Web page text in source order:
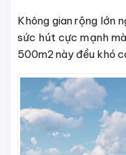
Không gian rộng lớn
sức hút cực mạnh
500m2này đều khó